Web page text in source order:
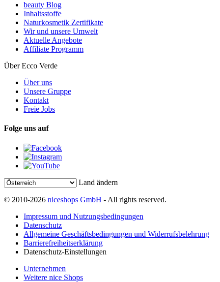
beauty Blog
Inhaltsstoffe
Naturkosmetik Zertifikate
Wir und unsere Umwelt
Aktuelle Angebote
Affiliate Programm
Über Ecco Verde
Über uns
Unsere Gruppe
Kontakt
Freie Jobs
Folge uns auf
Land ändern
© 2010-2026 niceshops GmbH - All rights reserved.
Impressum und Nutzungsbedingungen
Datenschutz
Allgemeine Geschäftsbedingungen und Widerrufsbelehrung
Barrierefreiheitserklärung
Datenschutz-Einstellungen
Unternehmen
Weitere nice Shops